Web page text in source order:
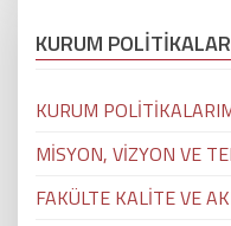
KURUM
KURUM
MİSYON, VİZYON VE
FAKÜLTE KALİTE VE